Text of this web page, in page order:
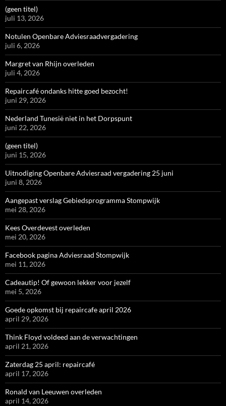
(geen titel)
juli 13, 2026
Notulen Openbare Adviesraadvergadering
juli 6, 2026
Margret van Rhijn overleden
juli 4, 2026
Repaircafé ondanks hitte goed bezocht!
juni 29, 2026
Nederland Tunesië niet in het Dorpspunt
juni 22, 2026
(geen titel)
juni 15, 2026
Uitnodiging Openbare Adviesraad vergadering 25 juni
juni 8, 2026
Aangepast verslag Gebiedsprogramma Stompwijk
mei 28, 2026
Kees Overdevest overleden
mei 20, 2026
Facebook pagina Adviesraad Stompwijk
mei 11, 2026
Cadeautip! Of gewoon lekker voor jezelf
mei 5, 2026
Goede opkomst bij repaircafe april 2026
april 29, 2026
Think Floyd voldeed aan de verwachtingen
april 21, 2026
Zaterdag 25 april: repaircafé
april 17, 2026
Ronald van Leeuwen overleden
april 14, 2026